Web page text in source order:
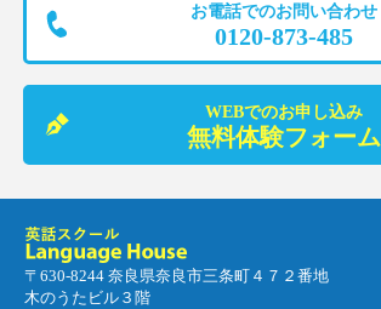
お電話でのお問い合わせ
0120-873-485
WEBでのお申し込み
無料体験フォーム
〒630-8244 奈良県奈良市三条町４７２番地
木のうたビル３階